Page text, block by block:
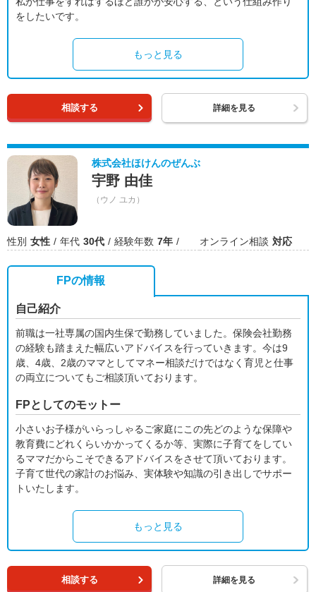
をしたいです。
もっと見る
相談する 詳細を見る
株式会社ほけんのぜんぶ
宇野 由佳
（ウノ ユカ）
性別 女性 年代 30代 経験年数 7年 オンライン相談 対応
FPの情報
自己紹介
前職は一社専属の国内生保で勤務していました。保険会社勤務
の経験も踏まえた幅広いアドバイスを行っていきます。今は9
歳、4歳、2歳のママとしてマネー相談だけではなく育児と仕事
の両立についてもご相談頂いております。
FPとしてのモットー
小さいお子様がいらっしゃるご家庭にこの先どのような保障や
教育費にどれくらいかかってくるか等、実際に子育てをしてい
るママだからこそできるアドバイスをさせて頂いております。
子育て世代の家計のお悩み、実体験や知識の引き出しでサポー
トいたします。
もっと見る
相談する 詳細を見る